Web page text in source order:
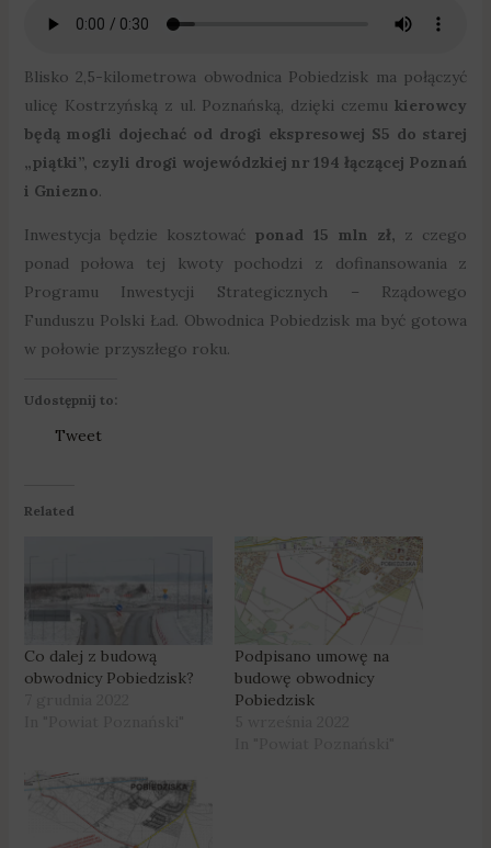
Blisko 2,5-kilometrowa obwodnica Pobiedzisk ma połączyć
ulicę Kostrzyńską z ul. Poznańską, dzięki czemukierowcy
będą mogli dojechać od drogi ekspresowej S5 do starej
„piątki”, czyli drogi wojewódzkiej nr 194 łączącej Poznań
i Gniezno.
Inwestycja będzie kosztować ponad 15 mln zł, z czego
ponad połowa tej kwoty pochodzi z dofinansowania z
Programu Inwestycji Strategicznych – Rządowego
Funduszu Polski Ład. Obwodnica Pobiedzisk ma być gotowa
w połowie przyszłego roku.
Udostępnij to:
Tweet
Related
Co dalej z budową
obwodnicy Pobiedzisk?
Podpisano umowę na
budowę obwodnicy
Pobiedzisk